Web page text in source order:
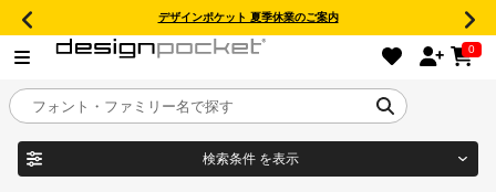
デザインポケット 夏季休業のご案内
0
目的別フォントガイド
検索条件 を表示